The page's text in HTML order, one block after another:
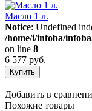
Масло 1 л.
Notice: Undefined
/home/i/infoba/
on line 8
6 577 руб.
Добавить в
Похожие товары